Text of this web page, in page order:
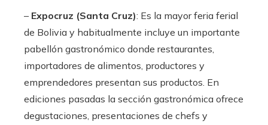
– Expocruz (Santa Cruz): Es la mayor feria ferial
de Bolivia y habitualmente incluye un importante
pabellón gastronómico donde restaurantes,
importadores de alimentos, productores y
emprendedores presentan sus productos. En
ediciones pasadas la sección gastronómica ofrece
degustaciones, presentaciones de chefs y